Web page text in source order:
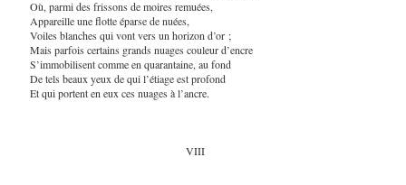
Où, parmi des frissons de moires remuées,
Appareille une flotte éparse de nuées,
Voiles blanches qui vont vers un horizon d’or ;
Mais parfois certains grands nuages couleur d’encre
S’immobilisent comme en quarantaine, au fond
De tels beaux yeux de qui l’étiage est profond
Et qui portent en eux ces nuages à l’ancre.
VIII